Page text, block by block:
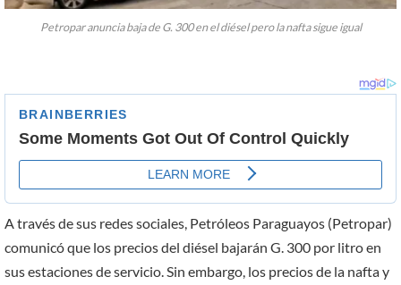
Petropar anuncia baja de G. 300 en el diésel pero la nafta sigue igual
A través de sus redes sociales, Petróleos Paraguayos (Petropar)
comunicó que los precios del diésel bajarán G. 300 por litro en
sus estaciones de servicio. Sin embargo, los precios de la nafta y